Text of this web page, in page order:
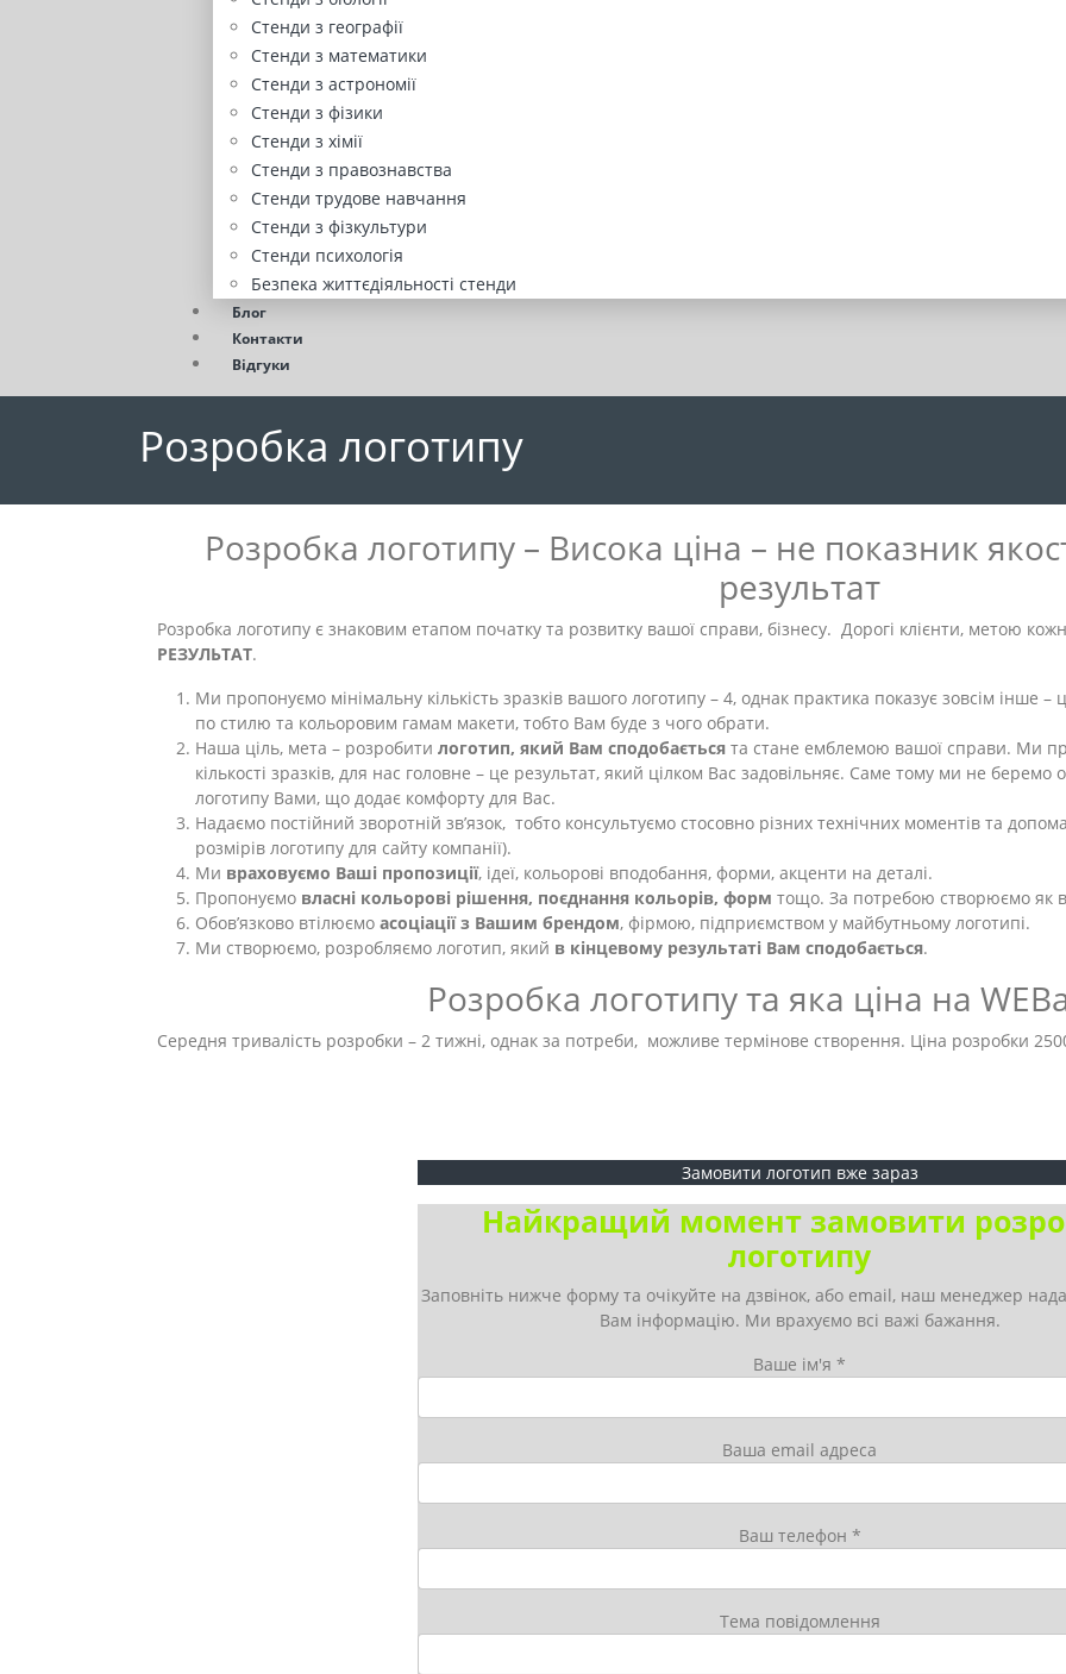
Стенди з географії
Стенди з математики
Стенди з астрономії
Стенди з фізики
Стенди з хімії
Стенди з правознавства
Стенди трудове навчання
Стенди з фізкультури
Стенди психологія
Безпека життєдіяльності стенди
Блог
Контакти
Відгуки
Розробка логотипу
Розробка логотипу – Висока ціна – не показник
результат
Розробка логотипу є знаковим етапом початку та розвитку вашої справи, бізнесу. Дорогі клієнти, метою
РЕЗУЛЬТАТ.
Ми пропонуємо мінімальну кількість зразків вашого логотипу – 4, однак практика показує зовсім інше –
по стилю та кольоровим гамам макети, тобто Вам буде з чого обрати.
Наша ціль, мета – розробити логотип, який Вам сподобається та стане емблемою вашої справи. Ми
кількості зразків, для нас головне – це результат, який цілком Вас задовільняє. Саме тому ми не
логотипу Вами, що додає комфорту для Вас.
Надаємо постійний зворотній зв’язок, тобто консультуємо стосовно різних технічних моментів та
розмірів логотипу для сайту компанії).
Ми враховуємо Ваші пропозиції, ідеї, кольорові вподобання, форми, акценти на деталі.
Пропонуємо власні кольорові рішення, поєднання кольорів, форм тощо. За потребою створюємо як в
Обов’язково втілюємо асоціації з Вашим брендом, фірмою, підприємством у майбутньому логотипі.
Ми створюємо, розробляємо логотип, який в кінцевому результаті Вам сподобається.
Розробка логотипу та яка ціна на
Середня тривалість розробки – 2 тижні, однак за потреби, можливе термінове створення. Ціна розробки
Замовити логотип вже зараз
Найкращий момент замовити
логотипу
Заповніть нижче форму та очікуйте на дзвінок, або email, наш менеджер
Вам інформацію. Ми врахуємо всі важі бажання.
Ваше ім'я *
Ваша email адреса
Ваш телефон *
Тема повідомлення